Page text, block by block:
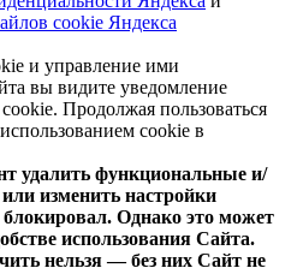
cookie Яндекса
и управление ими
вы видите уведомление
Продолжая пользоваться
cookie в
удалить функциональные и/
изменить настройки
Однако это может
использования Сайта.
нельзя — без них Сайт не